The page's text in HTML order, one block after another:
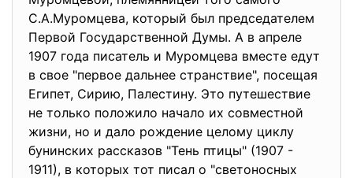
С.А.Муромцева, который был председателем
Первой Государственной Думы. А в апреле
1907 года писатель и Муромцева вместе едут
в свое "первое дальнее странствие", посещая
Египет, Сирию, Палестину. Это путешествие
не только положило начало их совместной
жизни, но и дало рождение целому циклу
бунинских рассказов "Тень птицы" (1907 -
1911), в которых тот писал о "светоносных